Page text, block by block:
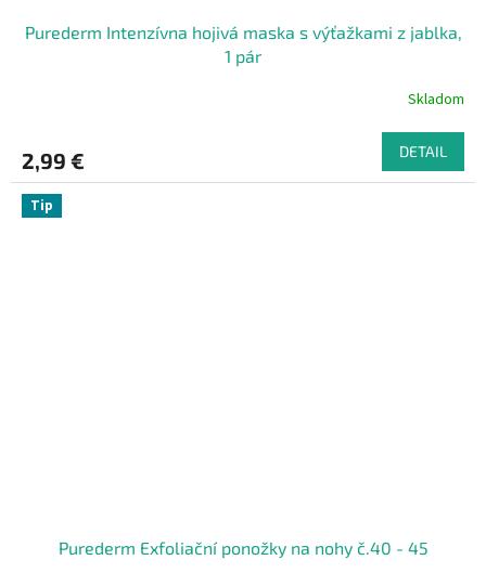
Purederm Intenzívna hojivá maska s výťažkami z jablka,
1 pár
Skladom
2,99 € DETAIL
Tip
Purederm Exfoliační ponožky na nohy č.40 - 45